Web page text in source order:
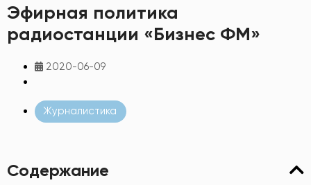
Эфирная политика
радиостанции «Бизнес ФМ»
2020-06-09
Журналистика
Содержание